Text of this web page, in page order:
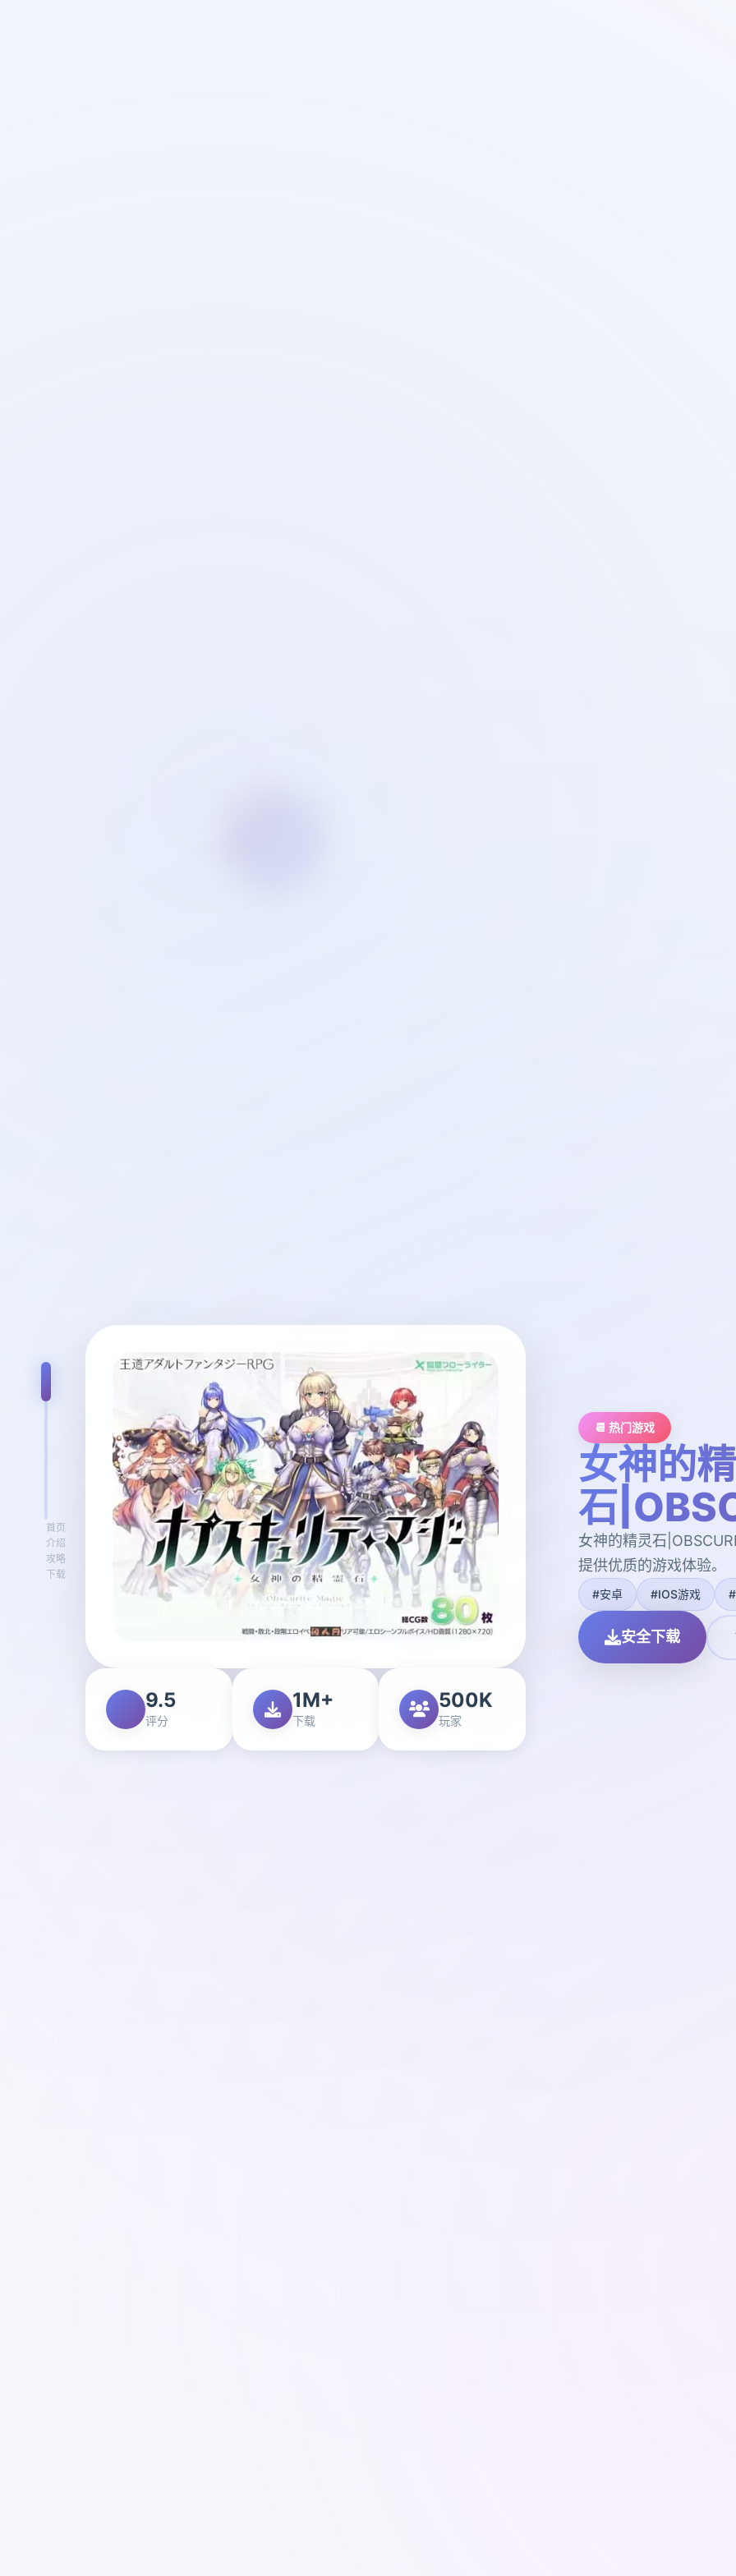
首页
介绍
攻略
下载
9.5
评分
1M+
下载
500K
玩家
📆 热门游戏
女神的
石
女神的精灵石
提供优质的游戏体验。
#安卓 #IOS游戏
安全下载